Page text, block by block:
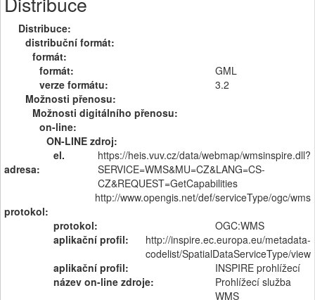
Distribuce:
distribuční formát:
formát:
formát:
GML
verze formátu:
3.2
Možnosti přenosu:
Možnosti digitálního přenosu:
on-line:
ON-LINE zdroj:
el.
adresa:
https://heis.vuv.cz/data/webmap/wmsinspire.dll?
SERVICE=WMS&MU=CZ&LANG=CS-
CZ&REQUEST=GetCapabilities
protokol:
http://www.opengis.net/def/serviceType/ogc/wms
protokol:
OGC:WMS
aplikační profil:
http://inspire.ec.europa.eu/metadata-
codelist/SpatialDataServiceType/view
aplikační profil:
INSPIRE prohlížecí
název on-line zdroje:
Prohlížecí služba
WMS